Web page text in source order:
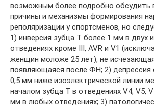
возможным более подробно обсудить
причины и механизмы формирования
реполяризации у спортсменов, но
1) инверсия зубца Т более 1 мм в двух
отведениях кроме III, AVR и V1
женщин моложе 25 лет), не
появляющаяся после ФН; 2) депрессия
0,5 мм ниже изоэлектрической линии
началом зубца T в отведениях V4, V5,
мм в любых отведениях; 3)